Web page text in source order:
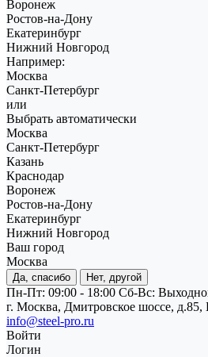
Воронеж
Ростов-на-Дону
Екатеринбург
Нижний Новгород
Например:
Москва
Санкт-Петербург
или
Выбрать автоматически
Москва
Санкт-Петербург
Казань
Краснодар
Воронеж
Ростов-на-Дону
Екатеринбург
Нижний Новгород
Ваш город
Москва
Да, спасибо Нет, другой
Пн-Пт: 09:00 - 18:00 Cб-Вс:
г. Москва, Дмитровское шоссе,
info@steel-pro.ru
Войти
Логин